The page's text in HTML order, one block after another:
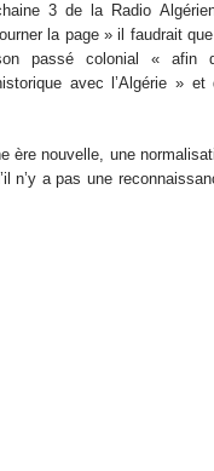
3 de la Radio
la page » il faudrait
passé colonial « afin
avec l’Algérie »
ère nouvelle, une
n’y a pas une